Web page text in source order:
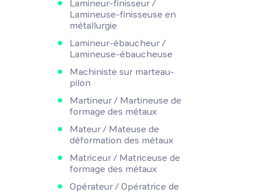
Lamineur-finisseur /
Lamineuse-finisseuse en
métallurgie
Lamineur-ébaucheur /
Lamineuse-ébaucheuse
Machiniste sur marteau-
pilon
Martineur / Martineuse de
formage des métaux
Mateur / Mateuse de
déformation des métaux
Matriceur / Matriceuse de
formage des métaux
Opérateur / Opératrice de